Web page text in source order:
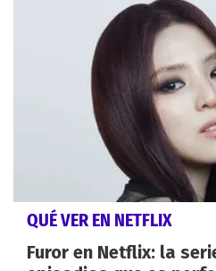
QUÉ VER EN NETFLIX
Furor en Netflix: la